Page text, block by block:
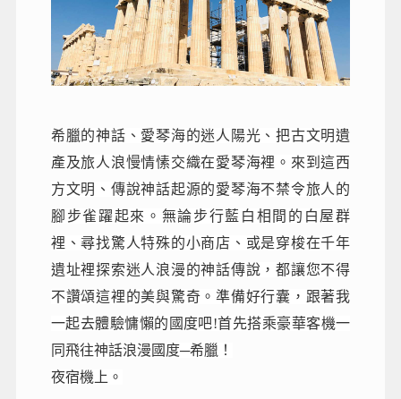
希臘的神話、愛琴海的迷人陽光、把古文明遺
產及旅人浪慢情愫交織在愛琴海裡。來到這西
方文明、傳說神話起源的愛琴海不禁令旅人的
腳步雀躍起來。無論步行藍白相間的白屋群
裡、尋找驚人特殊的小商店、或是穿梭在千年
遺址裡探索迷人浪漫的神話傳說，都讓您不得
不讚頌這裡的美與驚奇。準備好行囊，跟著我
一起去體驗慵懶的國度吧!首先搭乘豪華客機一
同飛往神話浪漫國度─希臘！
夜宿機上。